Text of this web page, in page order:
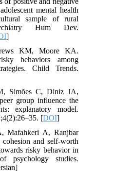
mental health
sample of rural
Hum Dev.
KM, Moore KA.
behaviors among
Child Trends.
Simões C, Diniz JA,
group influence the
explanatory model.
[DOI
Mafahkeri A, Ranjbar
and self-worth
risky behavior in
of psychology studies.